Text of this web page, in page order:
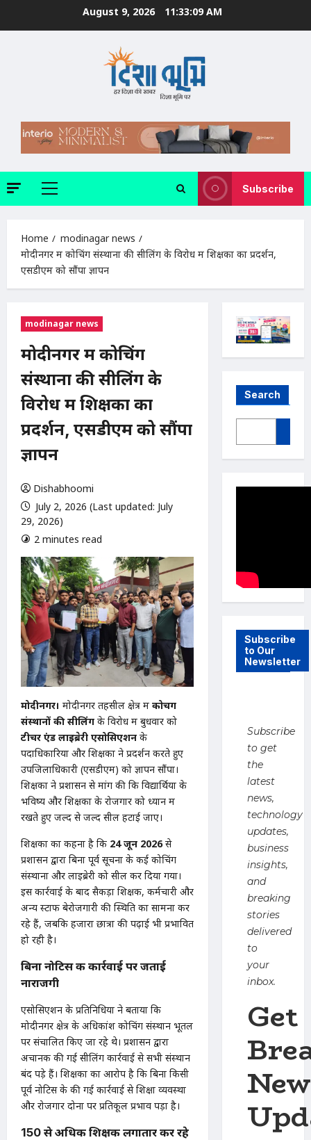
August 9, 2026 11:33:11 AM
Primary
Subscribe
Home
modinagar news
मोदीनगर में कोचिंग संस्थानों की सीलिंग के विरोध में शिक्षकों का प्रदर्शन,
एसडीएम को सौंपा ज्ञापन
modinagar news
मोदीनगर में कोचिंग
संस्थानों की सीलिंग के
विरोध में शिक्षकों का
प्रदर्शन, एसडीएम को सौंपा
ज्ञापन
Dishabhoomi
July 2, 2026 (Last updated: July
29, 2026)
2 minutes read
मोदीनगर। मोदीनगर तहसील क्षेत्र में कोचिंग
संस्थानों की सीलिंग के विरोध में बुधवार को
टीचर एंड लाइब्रेरी एसोसिएशन के
पदाधिकारियों और शिक्षकों ने प्रदर्शन करते हुए
उपजिलाधिकारी (एसडीएम) को ज्ञापन सौंपा।
शिक्षकों ने प्रशासन से मांग की कि विद्यार्थियों के
भविष्य और शिक्षकों के रोजगार को ध्यान में
रखते हुए जल्द से जल्द सील हटाई जाए।
शिक्षकों का कहना है कि 24 जून 2026से
प्रशासन द्वारा बिना पूर्व सूचना के कई कोचिंग
संस्थानों और लाइब्रेरी को सील कर दिया गया।
इस कार्रवाई के बाद सैकड़ों शिक्षक, कर्मचारी और
अन्य स्टाफ बेरोजगारी की स्थिति का सामना कर
रहे हैं, जबकि हजारों छात्रों की पढ़ाई भी प्रभावित
हो रही है।
बिना नोटिस की कार्रवाई पर जताई
नाराजगी
एसोसिएशन के प्रतिनिधियों ने बताया कि
मोदीनगर क्षेत्र के अधिकांश कोचिंग संस्थान भूतल
पर संचालित किए जा रहे थे। प्रशासन द्वारा
अचानक की गई सीलिंग कार्रवाई से सभी संस्थान
बंद पड़े हैं। शिक्षकों का आरोप है कि बिना किसी
पूर्व नोटिस के की गई कार्रवाई से शिक्षा व्यवस्था
और रोजगार दोनों पर प्रतिकूल प्रभाव पड़ा है।
150 से अधिक शिक्षक लगातार कर रहे
Search
Subscribe
to Our
Newsletter
Subscribe
to get
the
latest
news,
technology
updates,
business
insights,
and
breaking
stories
delivered
to
your
inbox.
Get